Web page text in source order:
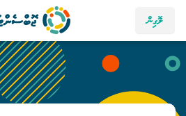
ލޮގިން